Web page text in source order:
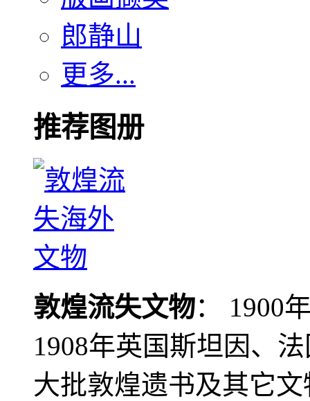
郎静山
更多...
推荐图册
敦煌流失文物： 1900
1908年英国斯坦因、
大批敦煌遗书及其它